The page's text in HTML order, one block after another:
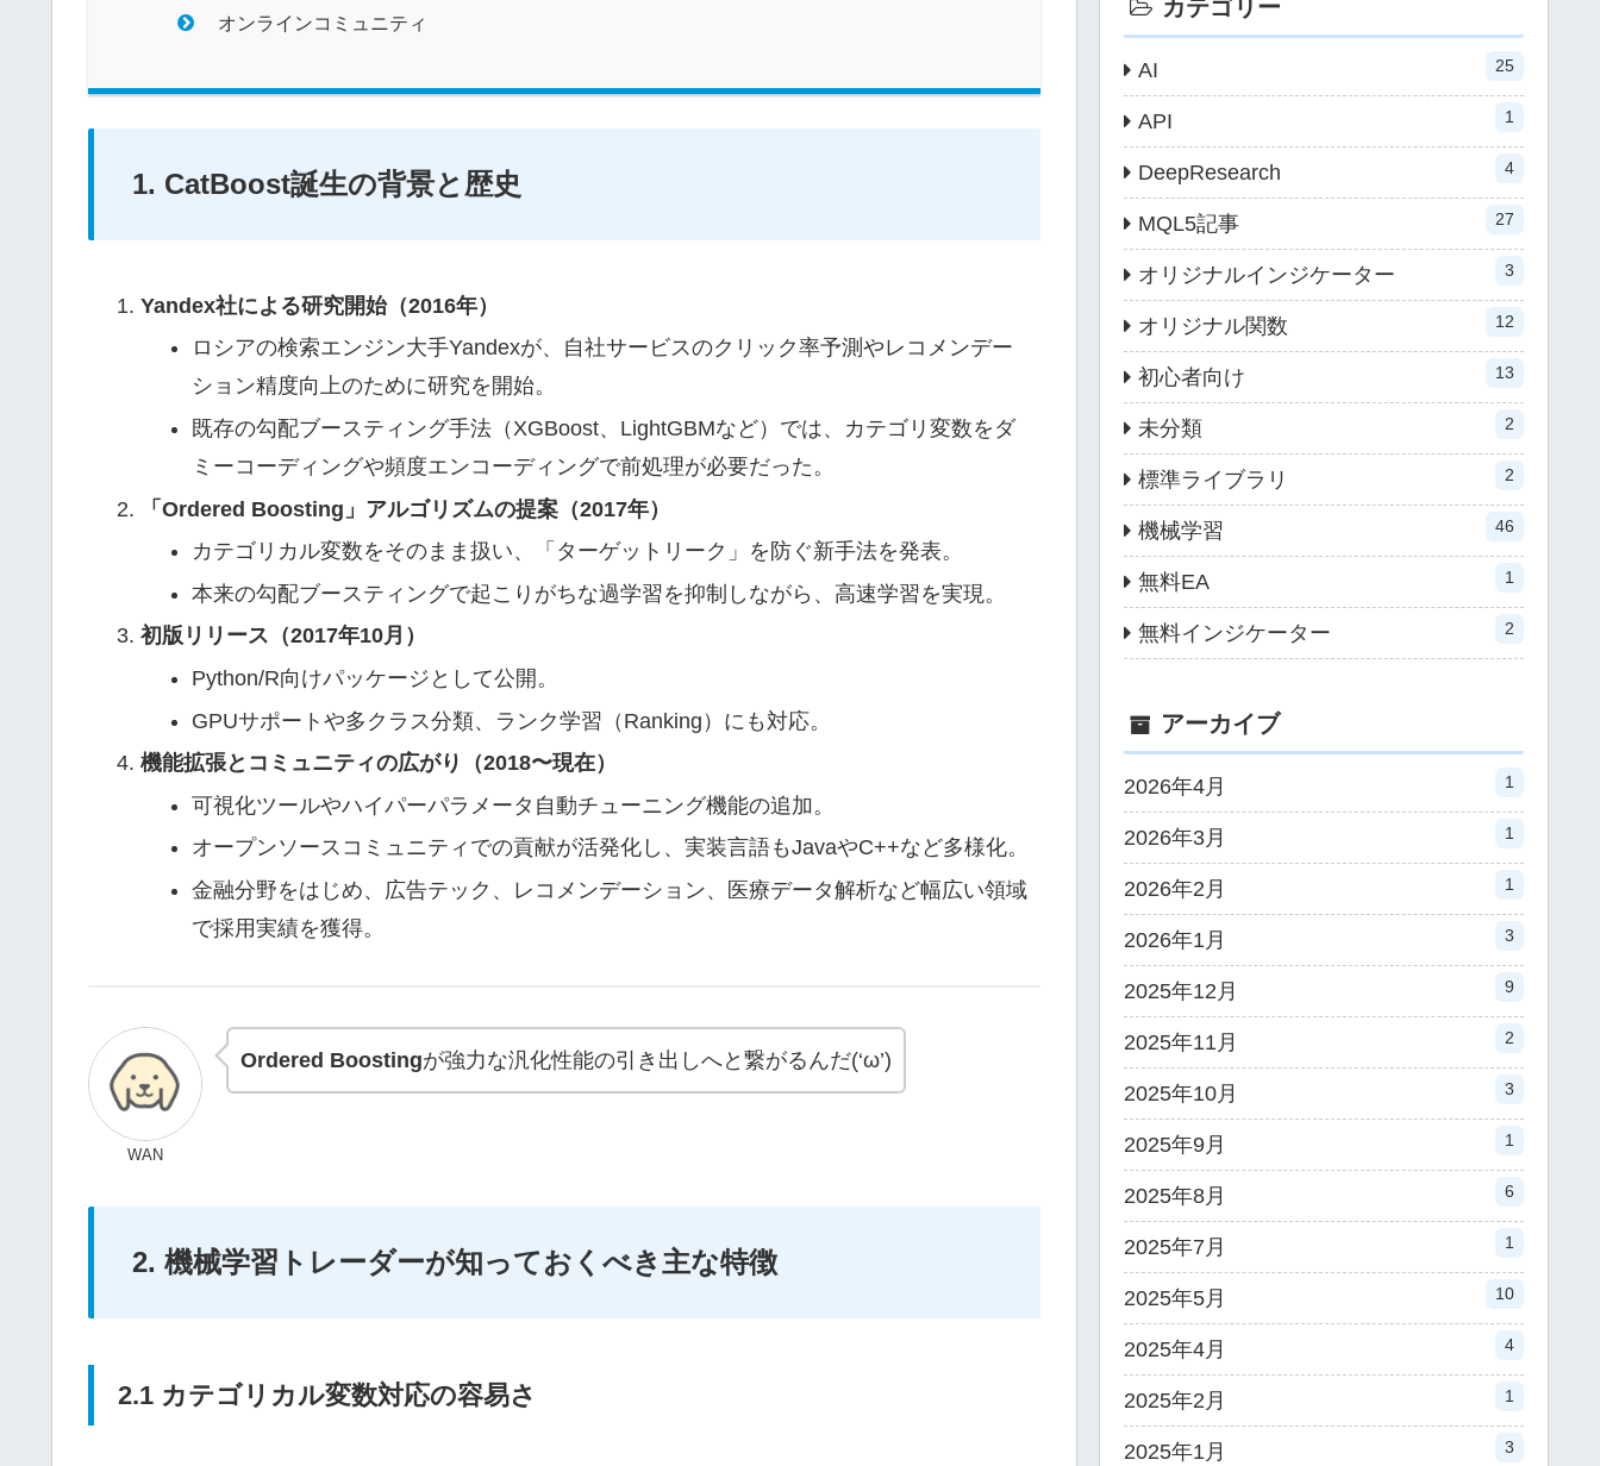
オンラインコミュニティ
1. CatBoost誕生の背景と歴史
Yandex社による研究開始（2016年）
ロシアの検索エンジン大手Yandexが、自社サービスのクリック率予測やレコメンデー
ション精度向上のために研究を開始。
既存の勾配ブースティング手法（XGBoost、LightGBMなど）では、カテゴリ変数をダ
ミーコーディングや頻度エンコーディングで前処理が必要だった。
「Ordered Boosting」アルゴリズムの提案（2017年）
カテゴリカル変数をそのまま扱い、「ターゲットリーク」を防ぐ新手法を発表。
本来の勾配ブースティングで起こりがちな過学習を抑制しながら、高速学習を実現。
初版リリース（2017年10月）
Python/R向けパッケージとして公開。
GPUサポートや多クラス分類、ランク学習（Ranking）にも対応。
機能拡張とコミュニティの広がり（2018〜現在）
可視化ツールやハイパーパラメータ自動チューニング機能の追加。
オープンソースコミュニティでの貢献が活発化し、実装言語もJavaやC++など多様化。
金融分野をはじめ、広告テック、レコメンデーション、医療データ解析など幅広い領域
で採用実績を獲得。
WAN
Ordered Boostingが強力な汎化性能の引き出しへと繋がるんだ(‘ω’)
2. 機械学習トレーダーが知っておくべき主な特徴
2.1 カテゴリカル変数対応の容易さ
カテゴリー
AI 25
API 1
DeepResearch 4
MQL5記事 27
オリジナルインジケーター 3
オリジナル関数 12
初心者向け 13
未分類 2
標準ライブラリ 2
機械学習 46
無料EA 1
無料インジケーター 2
アーカイブ
2026年4月 1
2026年3月 1
2026年2月 1
2026年1月 3
2025年12月 9
2025年11月 2
2025年10月 3
2025年9月 1
2025年8月 6
2025年7月 1
2025年5月 10
2025年4月 4
2025年2月 1
2025年1月 3